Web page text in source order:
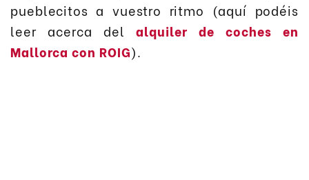
pueblecitos a vuestro ritmo (aquí podéis
leer acerca delalquiler de coches en
Mallorca con ROIG).